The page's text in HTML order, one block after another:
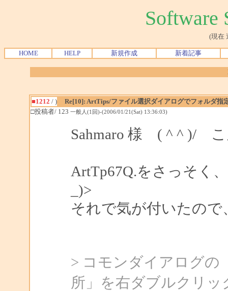
Software
(現在
HOME HELP 新規作成 新着記事
■1212 / )
Re[10]: ArtTips/ファイル選択ダイアログでフォルダ指
□投稿者/ 123 一般人(1回)-(2006/01/21(Sat) 13:36:03)
Sahmaro 様 ( ^ ^ )/
ArtTp67Q.をさっそく
_)>
それで気が付いたの
> コモンダイアログの
所」を右ダブルクリ